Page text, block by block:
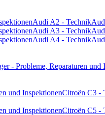
Audi A2 - Technik
Audi A3 - Technik
Audi A4 - Technik
- Probleme, Reparaturen und
und InspektionenCitroën C3 -
und InspektionenCitroën C5 -